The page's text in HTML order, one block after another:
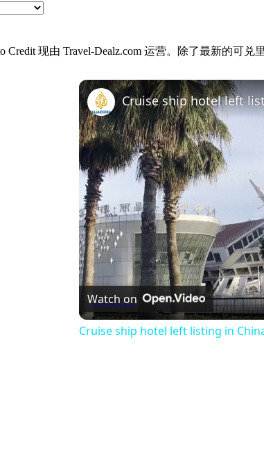
Credit 现由 Travel-Dealz.com 运营。除了最新的可
Cruise ship hotel left
Watch on
Cruise ship hotel left listing in